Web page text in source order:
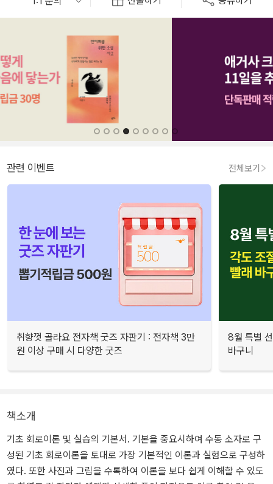
관련 이벤트 전체보기
취향껏 골라요 전자책 굿즈 자판기 : 전자책 3만
원 이상 구매 시 다양한 굿즈
8월 특별
바구니
책소개
기초 회로이론 및 실습의 기본서. 기본을 중요시하여 수동 소자로 구
성된 기초 회로이론을 토대로 가장 기본적인 이론과 실험으로 구성하
였다. 또한 사진과 그림을 수록하여 이론을 보다 쉽게 이해할 수 있도